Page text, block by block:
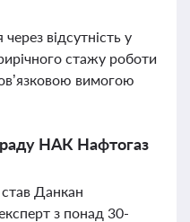
відсутність у
стажу роботи
вимогою
НАК Нафтогаз
Данкан
з понад 30-